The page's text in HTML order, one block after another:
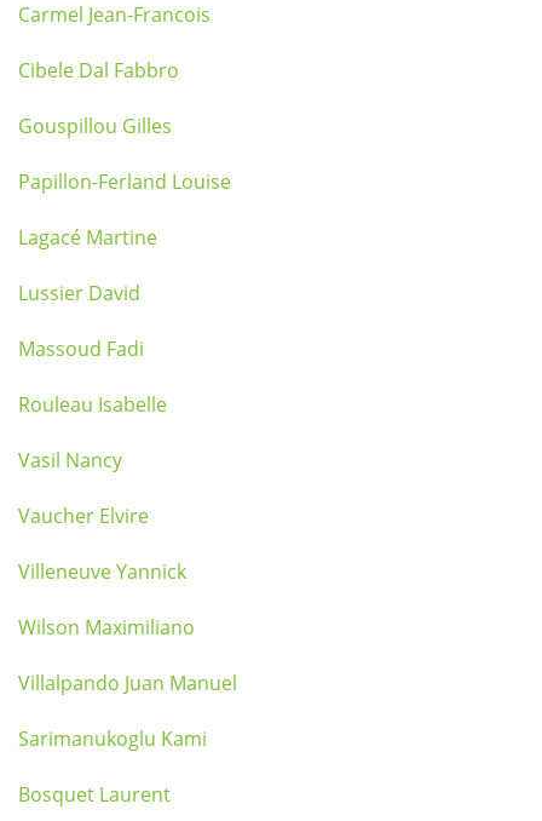
Carmel Jean-Francois
Cibele Dal Fabbro
Gouspillou Gilles
Papillon-Ferland Louise
Lagacé Martine
Lussier David
Massoud Fadi
Rouleau Isabelle
Vasil Nancy
Vaucher Elvire
Villeneuve Yannick
Wilson Maximiliano
Villalpando Juan Manuel
Sarimanukoglu Kami
Bosquet Laurent